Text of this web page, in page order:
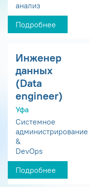
анализ
Подробнее
Инженер
данных
(Data
engineer)
Уфа
Системное
администрирование
&
DevOps
Подробнее